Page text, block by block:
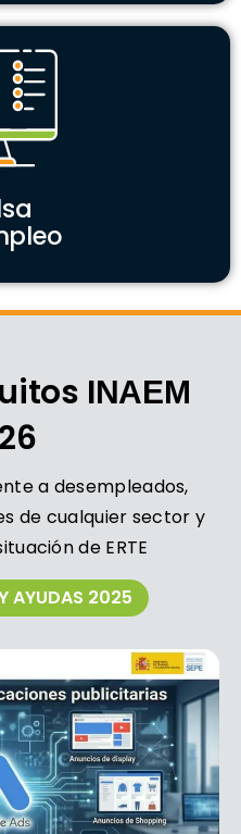
INAEM
a desempleados,
de cualquier sector y
de ERTE
AYUDAS 2025